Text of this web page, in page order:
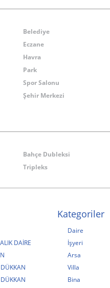
Belediye
Eczane
Havra
Park
Spor Salonu
Şehir Merkezi
Bahçe Dubleksi
Tripleks
DAİRE
Kategoriler
Daire
İşyeri
Arsa
Villa
Bina